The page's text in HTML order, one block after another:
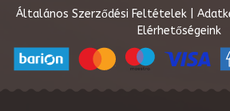
Általános Szerződési Feltételek
Elérhetőségeink